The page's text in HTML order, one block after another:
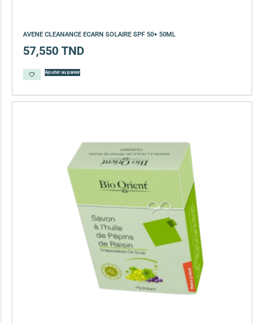
AVENE CLEANANCE ECARN SOLAIRE SPF 50+ 50ML
57,550 TND
Ajouter au panier